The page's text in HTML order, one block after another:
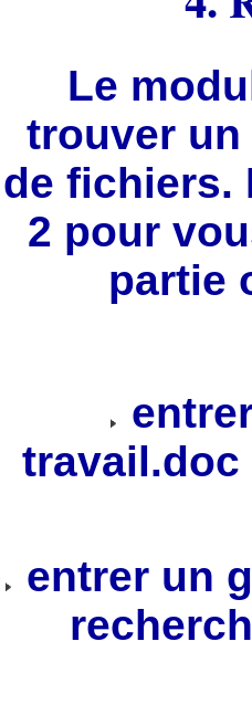
Le
trouver
de fichiers.
2 pour
partie
travail.doc
entrer un